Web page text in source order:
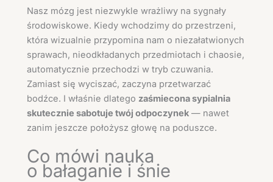
Nasz mózg jest niezwykle wrażliwy na sygnały
środowiskowe. Kiedy wchodzimy do przestrzeni,
która wizualnie przypomina nam o niezałatwionych
sprawach, nieodkładanych przedmiotach i chaosie,
automatycznie przechodzi w tryb czuwania.
Zamiast się wyciszać, zaczyna przetwarzać
bodźce. I właśnie dlatego zaśmiecona sypialnia
skutecznie sabotuje twój odpoczynek — nawet
zanim jeszcze położysz głowę na poduszce.
Co mówi nauka
o bałaganie i śnie